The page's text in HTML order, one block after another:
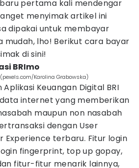
pertama kali mendengar
menyimak artikel ini
dipakai untuk membayar
mudah, lho! Berikut cara bayar
di sini!
BRImo
Karolina Grabowska)
Keuangan Digital BRI
internet yang memberikan
maupun non nasabah
dengan User
Experience terbaru. Fitur login
fingerprint, top up gopay,
fitur-fitur menarik lainnya,